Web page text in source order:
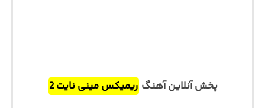
پخش آنلاین آهنگ ریمیکس مینی نایت 2